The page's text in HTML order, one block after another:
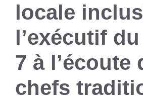
locale
l’exécutif
7 à l’écoute
chefs